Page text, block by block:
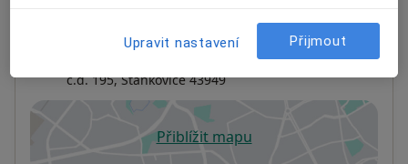
Ord.prakt. lékaře pro děti a dorost
č.d. 195,Staňkovice 43949
Přiblížit mapuse otevře v nové záložce
Upravit nastavení Přijmout